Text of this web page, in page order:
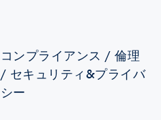
コンプライアンス / 倫理
/ セキュリティ&プライバ
シー